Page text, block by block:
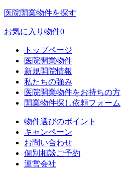
医院開業物件を探す
お気に入り物件0
トップページ
医院開業物件
新規開院情報
私たちの強み
医院開業物件をお持ちの方
開業物件探し依頼フォーム
物件選びのポイント
キャンペーン
お問い合わせ
個別相談ご予約
運営会社